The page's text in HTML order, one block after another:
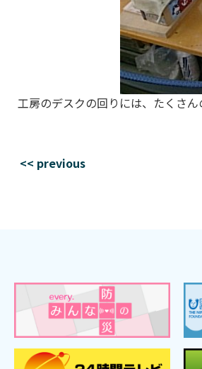
工房のデスクの回りには、たくさ
<< previous